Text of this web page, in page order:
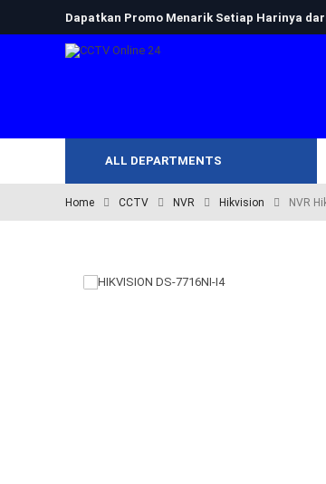
Dapatkan Promo Menarik Setiap Harinya dari
ALL DEPARTMENTS
Home CCTV NVR Hikvision NVR